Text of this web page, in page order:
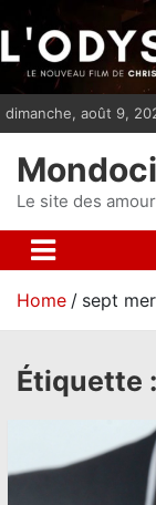
i
p
t
n
t
dimanche, août 9,
Le site des
Home sept
Étiquette :